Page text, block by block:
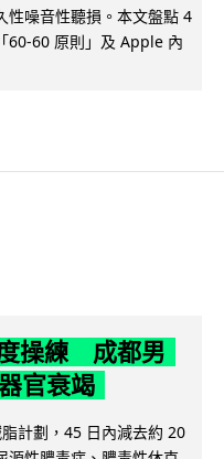
性噪音性聽損。本文盤點 4
60-60 原則」及 Apple 內
操練 成都男
官衰竭
計劃，45 日內減去約 20